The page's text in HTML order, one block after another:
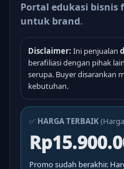
Portal edukasi bisnis
untuk brand.
Disclaimer: Ini penjualan
berafiliasi dengan pihak
serupa. Buyer disarankan
kebutuhan.
✅ HARGA TERBAIK
Promo sudah berakhir.